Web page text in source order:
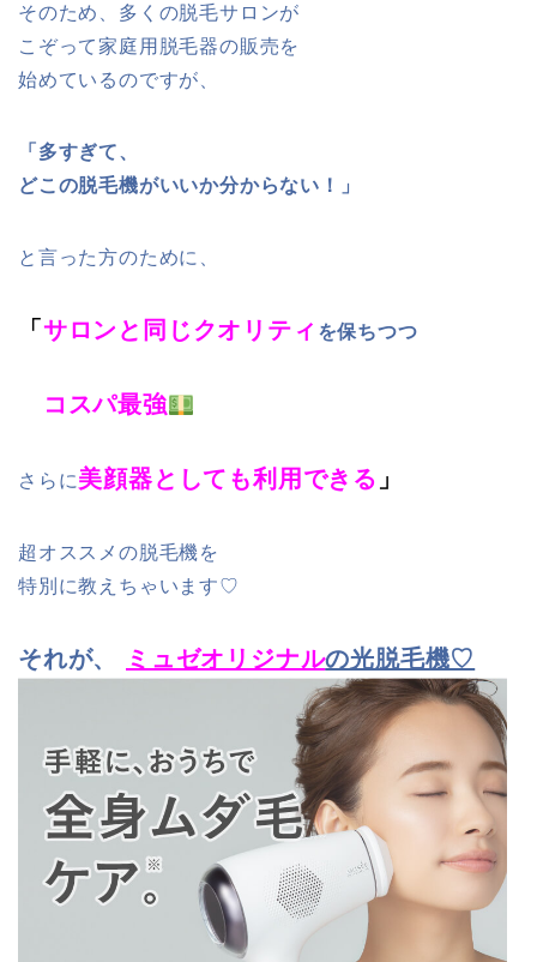
そのため、多くの脱毛サロンが
こぞって家庭用脱毛器の販売を
始めているのですが、
「多すぎて、
どこの脱毛機がいいか分からない！」
と言った方のために、
「 サロンと同じクオリティ を保ちつつ
コスパ最強
さらに美顔器としても利用できる 」
超オススメの脱毛機を
特別に教えちゃいます♡
それが、 ミュゼオリジナルの光脱毛機♡